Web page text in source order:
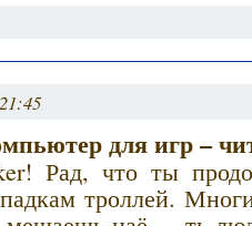
для игр –
Рад, что ты
троллей.